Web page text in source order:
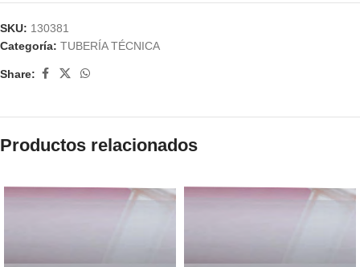
SKU: 130381
Categoría: TUBERÍA TÉCNICA
Share:
Productos relacionados